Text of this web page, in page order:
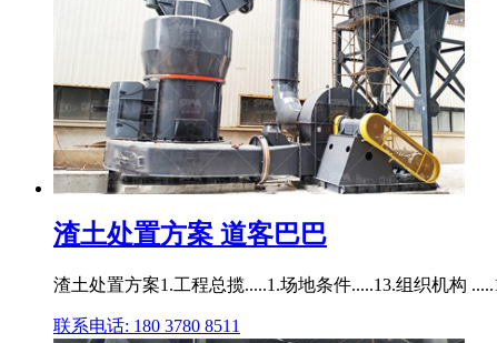
渣土处置方案 道客巴巴
渣土处置方案1.工程总揽.....1.场地条件.....13.组织机构
联系电话: 180 3780 8511